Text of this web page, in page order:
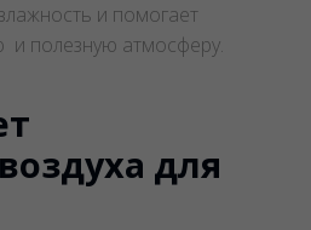
и помогает
и полезную атмосферу.
для